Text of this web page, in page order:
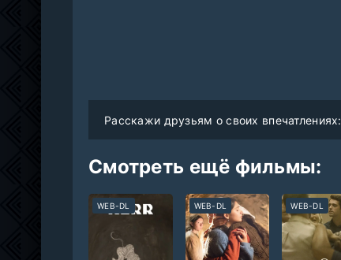
Расскажи друзьям о своих впечатлениях:
Смотреть ещё фильмы:
WEB-DL WEB-DL WEB-DL